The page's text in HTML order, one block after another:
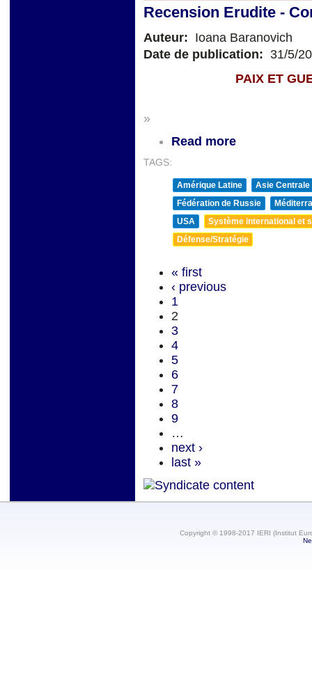
Recension Erudite -
Auteur: Ioana Baranovich
Date de publication: 31/5/
PAIX ET GUERRE
»
Read more
TAGS:
Amérique Latine
Asie Centrale
Fédération de Russie
USA
Système international et
Défense/Stratégie
« first
‹ previous
1
2
3
4
5
6
7
8
9
…
next ›
last »
Copyright © 1998-2017 IERI (Institut